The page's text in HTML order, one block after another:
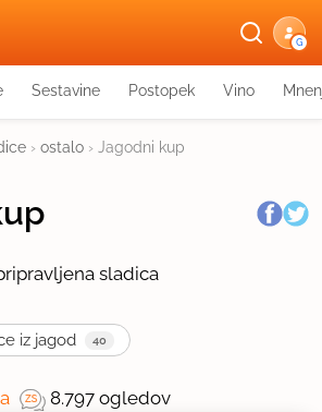
G
Sestavine Postopek Vino
› ostalo › Jagodni kup
sladica
iz jagod 40
8.797 ogledov